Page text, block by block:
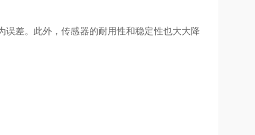
差。此外，传感器的耐用性和稳定性也大大降